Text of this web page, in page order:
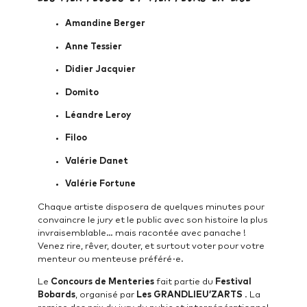
Amandine Berger
Anne Tessier
Didier Jacquier
Domito
Léandre Leroy
Filoo
Valérie Danet
Valérie Fortune
Chaque artiste disposera de quelques minutes pour
convaincre le jury et le public avec son histoire la plus
invraisemblable… mais racontée avec panache !
Venez rire, rêver, douter, et surtout voter pour votre
menteur ou menteuse préféré·e.
Le Concours de Menteries fait partie du Festival
Bobards, organisé par Les GRANDLIEU’ZARTS . La